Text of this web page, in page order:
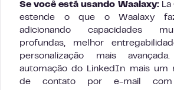
Se você está usando Waalaxy:La
estende o que o Waalaxy
adicionando capacidades
profundas, melhor
personalização mais
automação do LinkedIn mais um
de contato por e-mail